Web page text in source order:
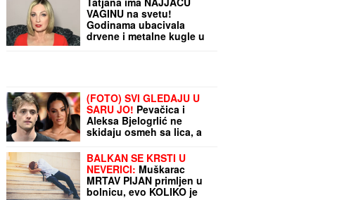
VAGINU na svetu!
Godinama ubacivala
drvene i metalne kugle u
(FOTO) SVI GLEDAJU U
SARU JO! Pevačica i
Aleksa Bjelogrlić ne
skidaju osmeh sa lica, a
OČARALA SVE
BALKAN SE KRSTI U
NEVERICI: Muškarac
MRTAV PIJAN primljen u
bolnicu, evo KOLIKO je